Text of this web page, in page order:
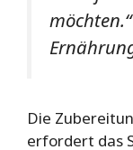
Die
erfordert das